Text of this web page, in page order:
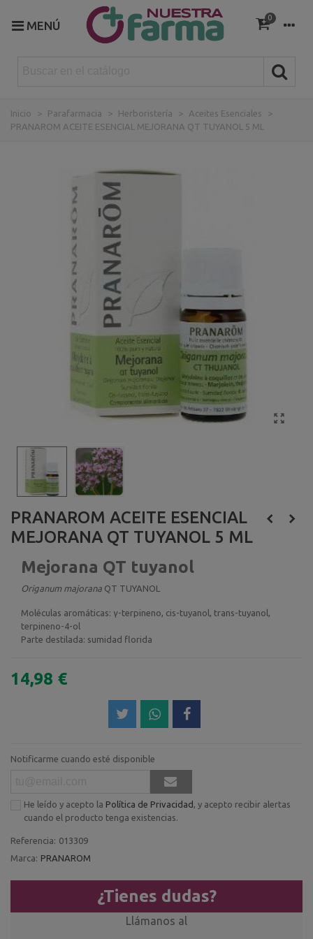
MENÚ
0
Inicio > Parafarmacia > Herboristería > Aceites Esenciales
>
PRANAROM ACEITE ESENCIAL MEJORANA QT TUYANOL 5 ML
PRANAROM ACEITE ESENCIAL
MEJORANA QT TUYANOL 5 ML
Mejorana QT tuyanol
Origanum majorana QT TUYANOL
Moléculas aromáticas: γ-terpineno, cis-tuyanol, trans-tuyanol,
terpineno-4-ol
Parte destilada: sumidad florida
14,98 €
Notificarme cuando esté disponible
He leído y acepto la Política de Privacidad , y acepto recibir alertas
cuando el producto tenga existencias.
Referencia: 013309
Marca: PRANAROM
¿Tienes dudas?
Llámanos al